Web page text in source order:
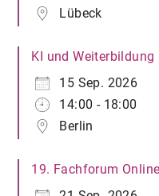
Lübeck
KI und Weiterbildung
15 Sep. 2026
14:00 - 18:00
Berlin
19. Fachforum